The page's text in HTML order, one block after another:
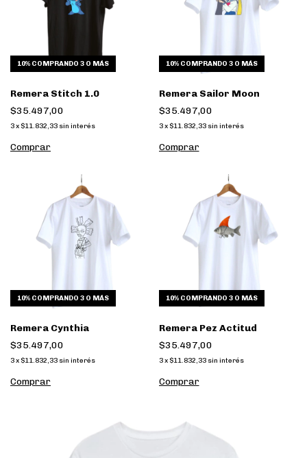
10% COMPRANDO 3 O MÁS
Remera Stitch 1.0
$35.497,00
3x $11.832,33 sin interés
Comprar
10% COMPRANDO 3 O MÁS
Remera Sailor Moon
$35.497,00
3 x $11.832,33 sin interés
Comprar
10% COMPRANDO 3 O MÁS
Remera Cynthia
$35.497,00
3x $11.832,33 sin interés
Comprar
10% COMPRANDO 3 O MÁS
Remera Pez Actitud
$35.497,00
3 x $11.832,33 sin interés
Comprar